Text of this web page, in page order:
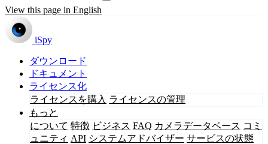
View this page in English
iSpy
ダウンロード
ドキュメント
ライセンス化
ライセンスを購入 ライセンスの管理
もっと
について 特徴 ビジネス FAQ カメラデータベース コミ
ュニティ API システムアドバイザー サービスの状態